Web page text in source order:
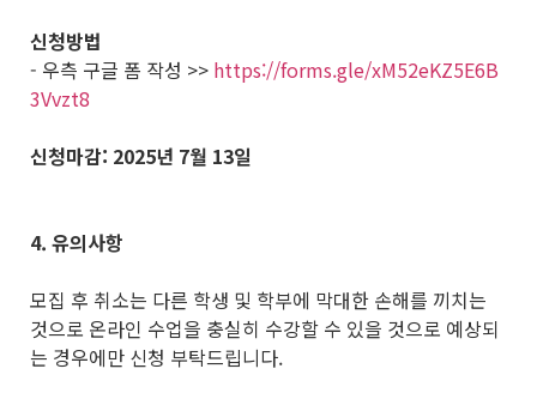
신청방법
- 우측 구글 폼 작성 >> https://forms.gle/xM52eKZ5E6B
3Vvzt8
신청마감: 2025년 7월 13일
4. 유의사항
모집 후 취소는 다른 학생 및 학부에 막대한 손해를 끼치는
것으로 온라인 수업을 충실히 수강할 수 있을 것으로 예상되
는 경우에만 신청 부탁드립니다.